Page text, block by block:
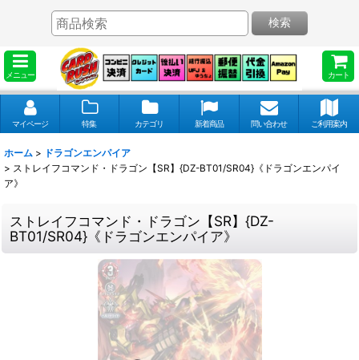
メニュー カート
検索
マイページ 特集 カテゴリ 新着商品 問い合わせ ご利用案内
ホーム > ドラゴンエンパイア
> ストレイフコマンド・ドラゴン【SR】{DZ-BT01/SR04}《ドラゴンエンパイ
ア》
ストレイフコマンド・ドラゴン【SR】{DZ-
BT01/SR04}《ドラゴンエンパイア》